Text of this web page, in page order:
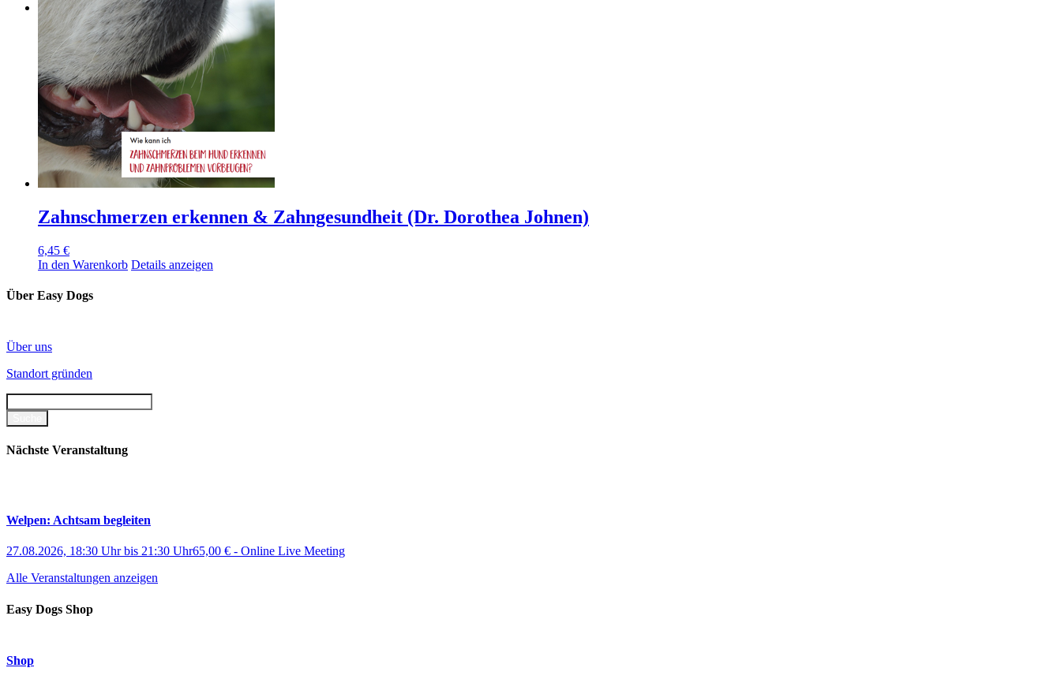
Menü Menü
Zahnschmerzen erkennen & Zahngesundheit (Dr. Dorothea Johnen)
6,45 €
In den Warenkorb Details anzeigen
Über Easy Dogs
Über uns
Standort gründen
Nächste Veranstaltung
Welpen: Achtsam begleiten
27.08.2026, 18:30 Uhrbis 21:30 Uhr65,00 € - Online Live Meeting
Alle Veranstaltungen anzeigen
Easy Dogs Shop
Shop